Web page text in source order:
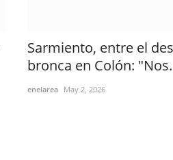
Sarmiento, entre el
bronca en Colón:
enelarea May 2, 2026